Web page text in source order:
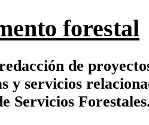
forestal
de
y servicios
Servicios